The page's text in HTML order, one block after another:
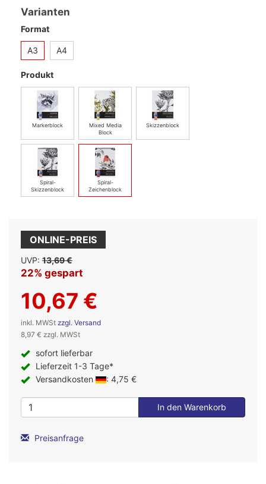
Varianten
Format
A3 A4
Produkt
Markerblock
Mixed Media
Block
Skizzenblock
Spiral-
Skizzenblock
Spiral-
Zeichenblock
ONLINE-PREIS
UVP: 13,69 €
22% gespart
10,67 €
inkl. MWSt zzgl. Versand
8,97 € zzgl. MWSt
sofort lieferbar
Lieferzeit 1-3 Tage*
Versandkosten
: 4,75 €
Preisanfrage